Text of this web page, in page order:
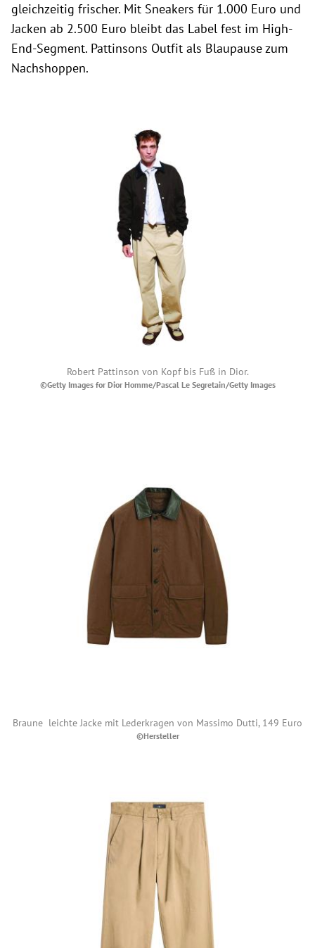
gleichzeitig frischer. Mit Sneakers für 1.000 Euro und
Jacken ab 2.500 Euro bleibt das Label fest im High-
End-Segment. Pattinsons Outfit als Blaupause zum
Nachshoppen.
Robert Pattinson von Kopf bis Fuß in Dior.
©Getty Images for Dior Homme/Pascal Le Segretain/Getty Images
Braune leichte Jacke mit Lederkragen von Massimo Dutti, 149 Euro
©Hersteller